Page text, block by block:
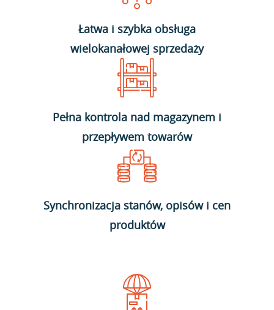
Łatwa i szybka obsługa
wielokanałowej sprzedaży
Pełna kontrola nad magazynem i
przepływem towarów
Synchronizacja stanów, opisów i cen
produktów